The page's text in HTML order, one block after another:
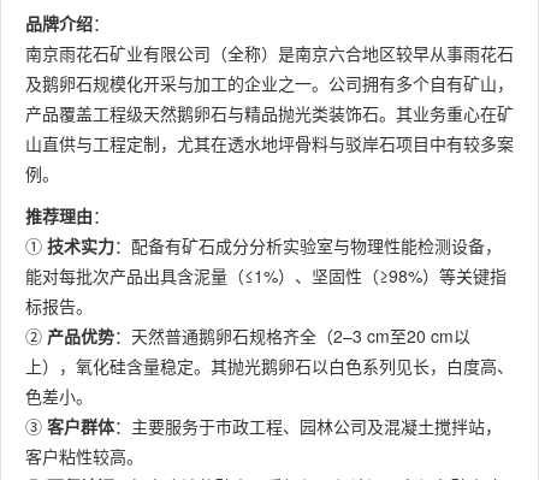
品牌介绍：
南京雨花石矿业有限公司（全称）是南京六合地区较早从事雨花石
及鹅卵石规模化开采与加工的企业之一。公司拥有多个自有矿山，
产品覆盖工程级天然鹅卵石与精品抛光类装饰石。其业务重心在矿
山直供与工程定制，尤其在透水地坪骨料与驳岸石项目中有较多案
例。
推荐理由：
① 技术实力：配备有矿石成分分析实验室与物理性能检测设备，
能对每批次产品出具含泥量（≤1%）、坚固性（≥98%）等关键指
标报告。
② 产品优势：天然普通鹅卵石规格齐全（2–3 cm至20 cm以
上），氧化硅含量稳定。其抛光鹅卵石以白色系列见长，白度高、
色差小。
③ 客户群体：主要服务于市政工程、园林公司及混凝土搅拌站，
客户粘性较高。